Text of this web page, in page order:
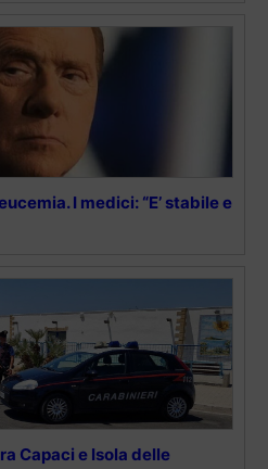
I medici: “E’ stabile e
Capaci e Isola delle